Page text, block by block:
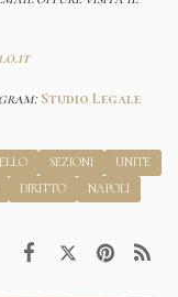
Studio Legale
SEZIONI
UNITE
DIRITTO
NAPOLI